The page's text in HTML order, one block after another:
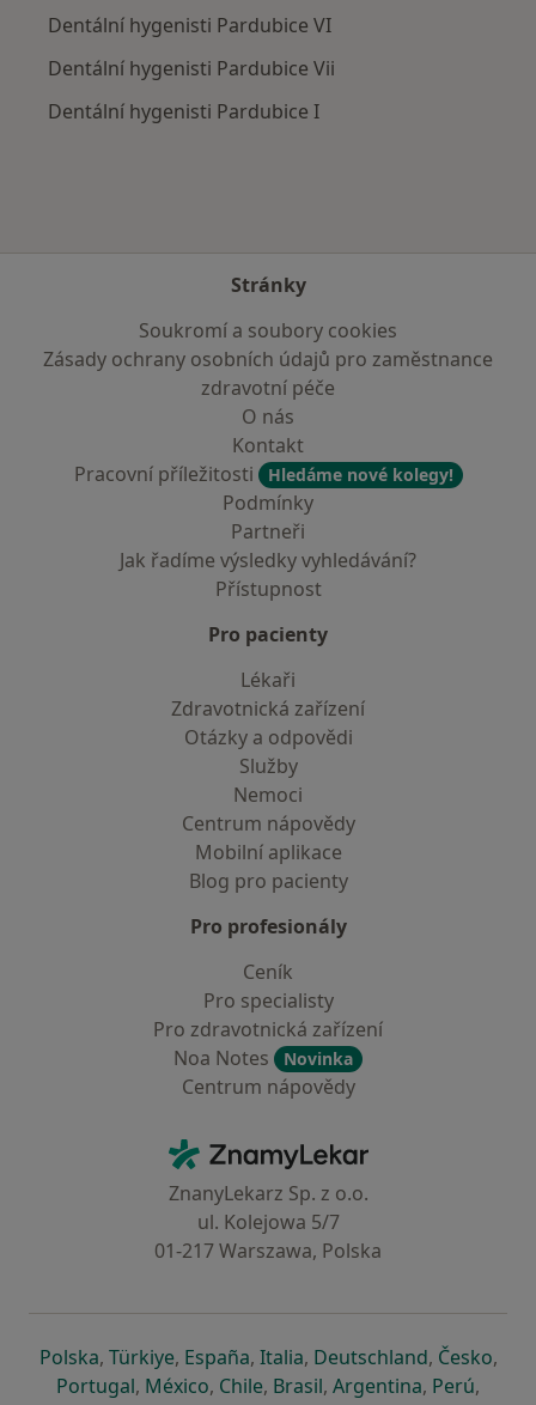
Dentální hygenisti Pardubice VI
Dentální hygenisti Pardubice Vii
Dentální hygenisti Pardubice I
Stránky
Soukromí a soubory cookies
Zásady ochrany osobních údajů pro zaměstnance
zdravotní péče
O nás
Kontakt
Pracovní příležitosti
Hledáme nové kolegy!
Podmínky
Partneři
Jak řadíme výsledky vyhledávání?
Přístupnost
Pro pacienty
Lékaři
Zdravotnická zařízení
Otázky a odpovědi
Služby
Nemoci
Centrum nápovědy
Mobilní aplikace
Blog pro pacienty
Pro profesionály
Ceník
Pro specialisty
Pro zdravotnická zařízení
Noa Notes
Novinka
Centrum nápovědy
ZnamyLekar - Hlavní stránka
ZnanyLekarz Sp. z o.o.
ul. Kolejowa 5/7
01-217 Warszawa, Polska
Polskase otevře v nové záložce
, Türkiyese otevře v nové záložce
, Españase otevře v nové záložce
, Italiase otevře v nové záložce
, Deutschlandse otevře v
, Českose
,
Portugalse otevře v nové záložce
, Méxicose otevře v nové záložce
, Chilese otevře v nové záložce
, Brasilse otevře v nové
, Argentinase otevře v
, Perúse
,